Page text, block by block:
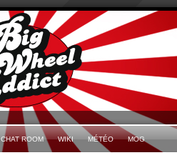
CHAT ROOM WIKI MÉTÉO MOG